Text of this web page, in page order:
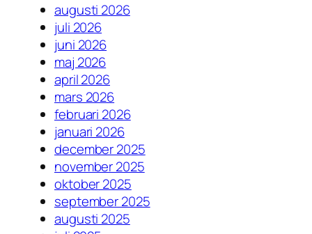
augusti 2026
juli 2026
juni 2026
maj 2026
april 2026
mars 2026
februari 2026
januari 2026
december 2025
november 2025
oktober 2025
september 2025
augusti 2025